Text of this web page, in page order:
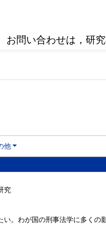
お問い合わせは，研
他
究
。わが国の刑事法学に多く